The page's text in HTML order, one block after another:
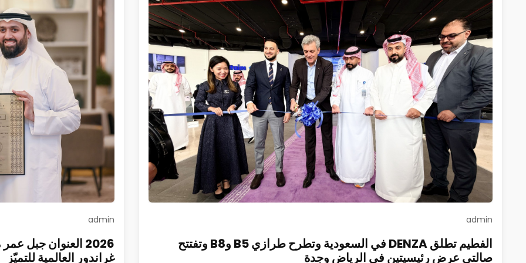
admin
الفطيم تطلق DENZA في السعودية وتطرح طرازي B5 وB8 وتفتتح
صالتي عرض رئيسيتين في الرياض وجدة
admin
2026 العنوان
غراندور العالمية للتميّز